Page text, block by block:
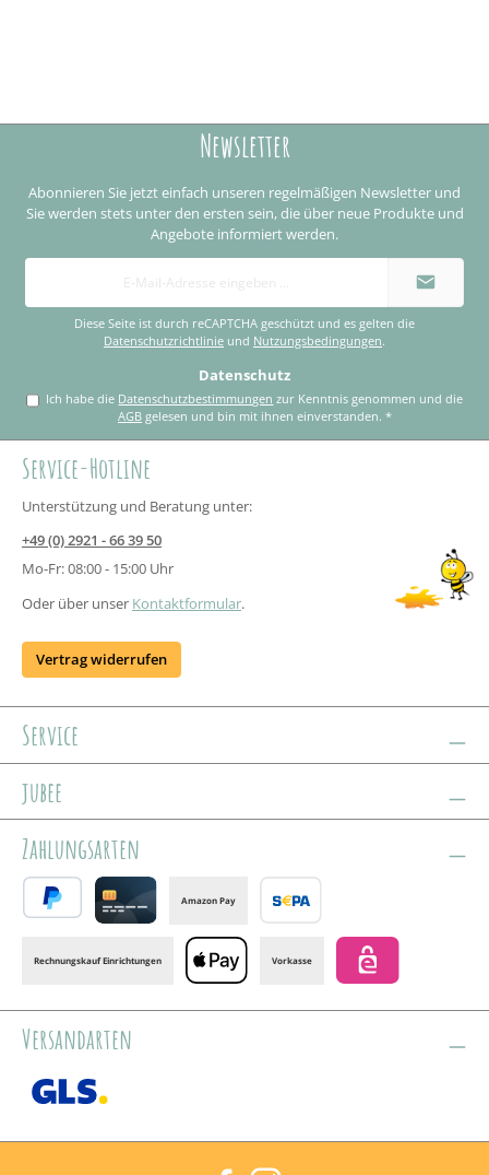
Newsletter
Abonnieren Sie jetzt einfach unseren regelmäßigen Newsletter und
Sie werden stets unter den ersten sein, die über neue Produkte und
Angebote informiert werden.
E-
Adresse
Diese Seite ist durch reCAPTCHA geschützt und es gelten die
Datenschutzrichtlinie und Nutzungsbedingungen.
Datenschutz
Ich habe die Datenschutzbestimmungen
AGB gelesen und bin mit ihnen einverstanden.*
Service-Hotline
Unterstützung und Beratung unter:
+49 (0) 2921 - 66 39 50
Mo-Fr: 08:00 - 15:00 Uhr
Oder über unser Kontaktformular.
Vertrag widerrufen
Service
jubee
Zahlungsarten
Amazon Pay
Banktransfer
Rechnungskauf Einrichtungen Vorkasse
Versandarten